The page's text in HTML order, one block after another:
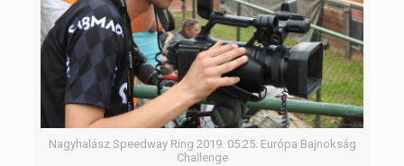
Nagyhalász Speedway Ring 2019. 05.25. Európa Bajnokság
Challenge